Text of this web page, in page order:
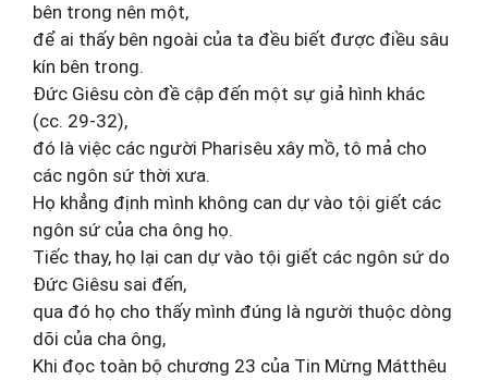
bên trong nên một,
để ai thấy bên ngoài của ta đều biết được điều sâu
kín bên trong.
Đức Giêsu còn đề cập đến một sự giả hình khác
(cc. 29-32),
đó là việc các người Pharisêu xây mồ, tô mả cho
các ngôn sứ thời xưa.
Họ khẳng định mình không can dự vào tội giết các
ngôn sứ của cha ông họ.
Tiếc thay, họ lại can dự vào tội giết các ngôn sứ do
Đức Giêsu sai đến,
qua đó họ cho thấy mình đúng là người thuộc dòng
dõi của cha ông,
Khi đọc toàn bộ chương 23 của Tin Mừng Mátthêu